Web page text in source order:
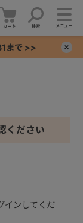
カート 検索 メニュー
まで >>
ください
インしてくだ